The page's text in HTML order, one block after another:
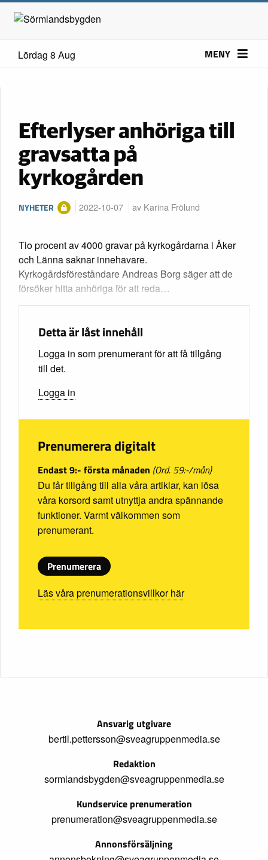
Lördag 8 Aug MENY
Efterlyser anhöriga till
gravsatta på
kyrkogården
NYHETER 2022-10-07 av Karina Frölund
Tio procent av 4000 gravar på kyrkogårdarna i Åker
och Länna saknar innehavare.
Kyrkogårdsföreståndare Andreas Borg säger att de
försöker hitta anhöriga för att reda…
Detta är låst innehåll
Logga in som prenumerant för att få tillgång
till det.
Logga in
Prenumerera digitalt
Endast 9:- första månaden (Ord. 59:-/mån)
Du får tillgång till alla våra artiklar, kan lösa
våra korsord samt utnyttja andra spännande
funktioner. Varmt välkommen som
prenumerant.
Prenumerera
Läs våra prenumerationsvillkor här
Ansvarig utgivare
bertil.pettersson@sveagruppenmedia.se
Redaktion
sormlandsbygden@sveagruppenmedia.se
Kundservice prenumeration
prenumeration@sveagruppenmedia.se
Annonsförsäljning